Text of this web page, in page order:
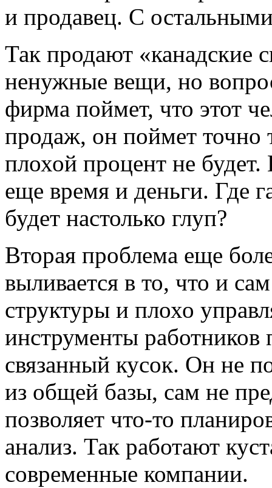
и продавец. С
Так продают «канадские
ненужные вещи, но
фирма поймет, что этот
продаж, он поймет точно
плохой процент не
еще время и деньги. Где
будет настолько глуп?
Вторая проблема еще
выливается в то, что и
структуры и плохо
инструменты
связанный кусок. Он не
из общей базы, сам не
позволяет что-то
анализ. Так работают
современные компании.